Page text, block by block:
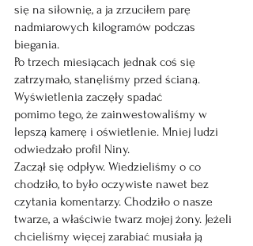
się na siłownię, a ja zrzuciłem parę
nadmiarowych kilogramów podczas
biegania.
Po trzech miesiącach jednak coś się
zatrzymało, stanęliśmy przed ścianą.
Wyświetlenia zaczęły spadać
pomimo tego, że zainwestowaliśmy w
lepszą kamerę i oświetlenie. Mniej ludzi
odwiedzało profil Niny.
Zaczął się odpływ. Wiedzieliśmy o co
chodziło, to było oczywiste nawet bez
czytania komentarzy. Chodziło o nasze
twarze, a właściwie twarz mojej żony. Jeżeli
chcieliśmy więcej zarabiać musiała ją